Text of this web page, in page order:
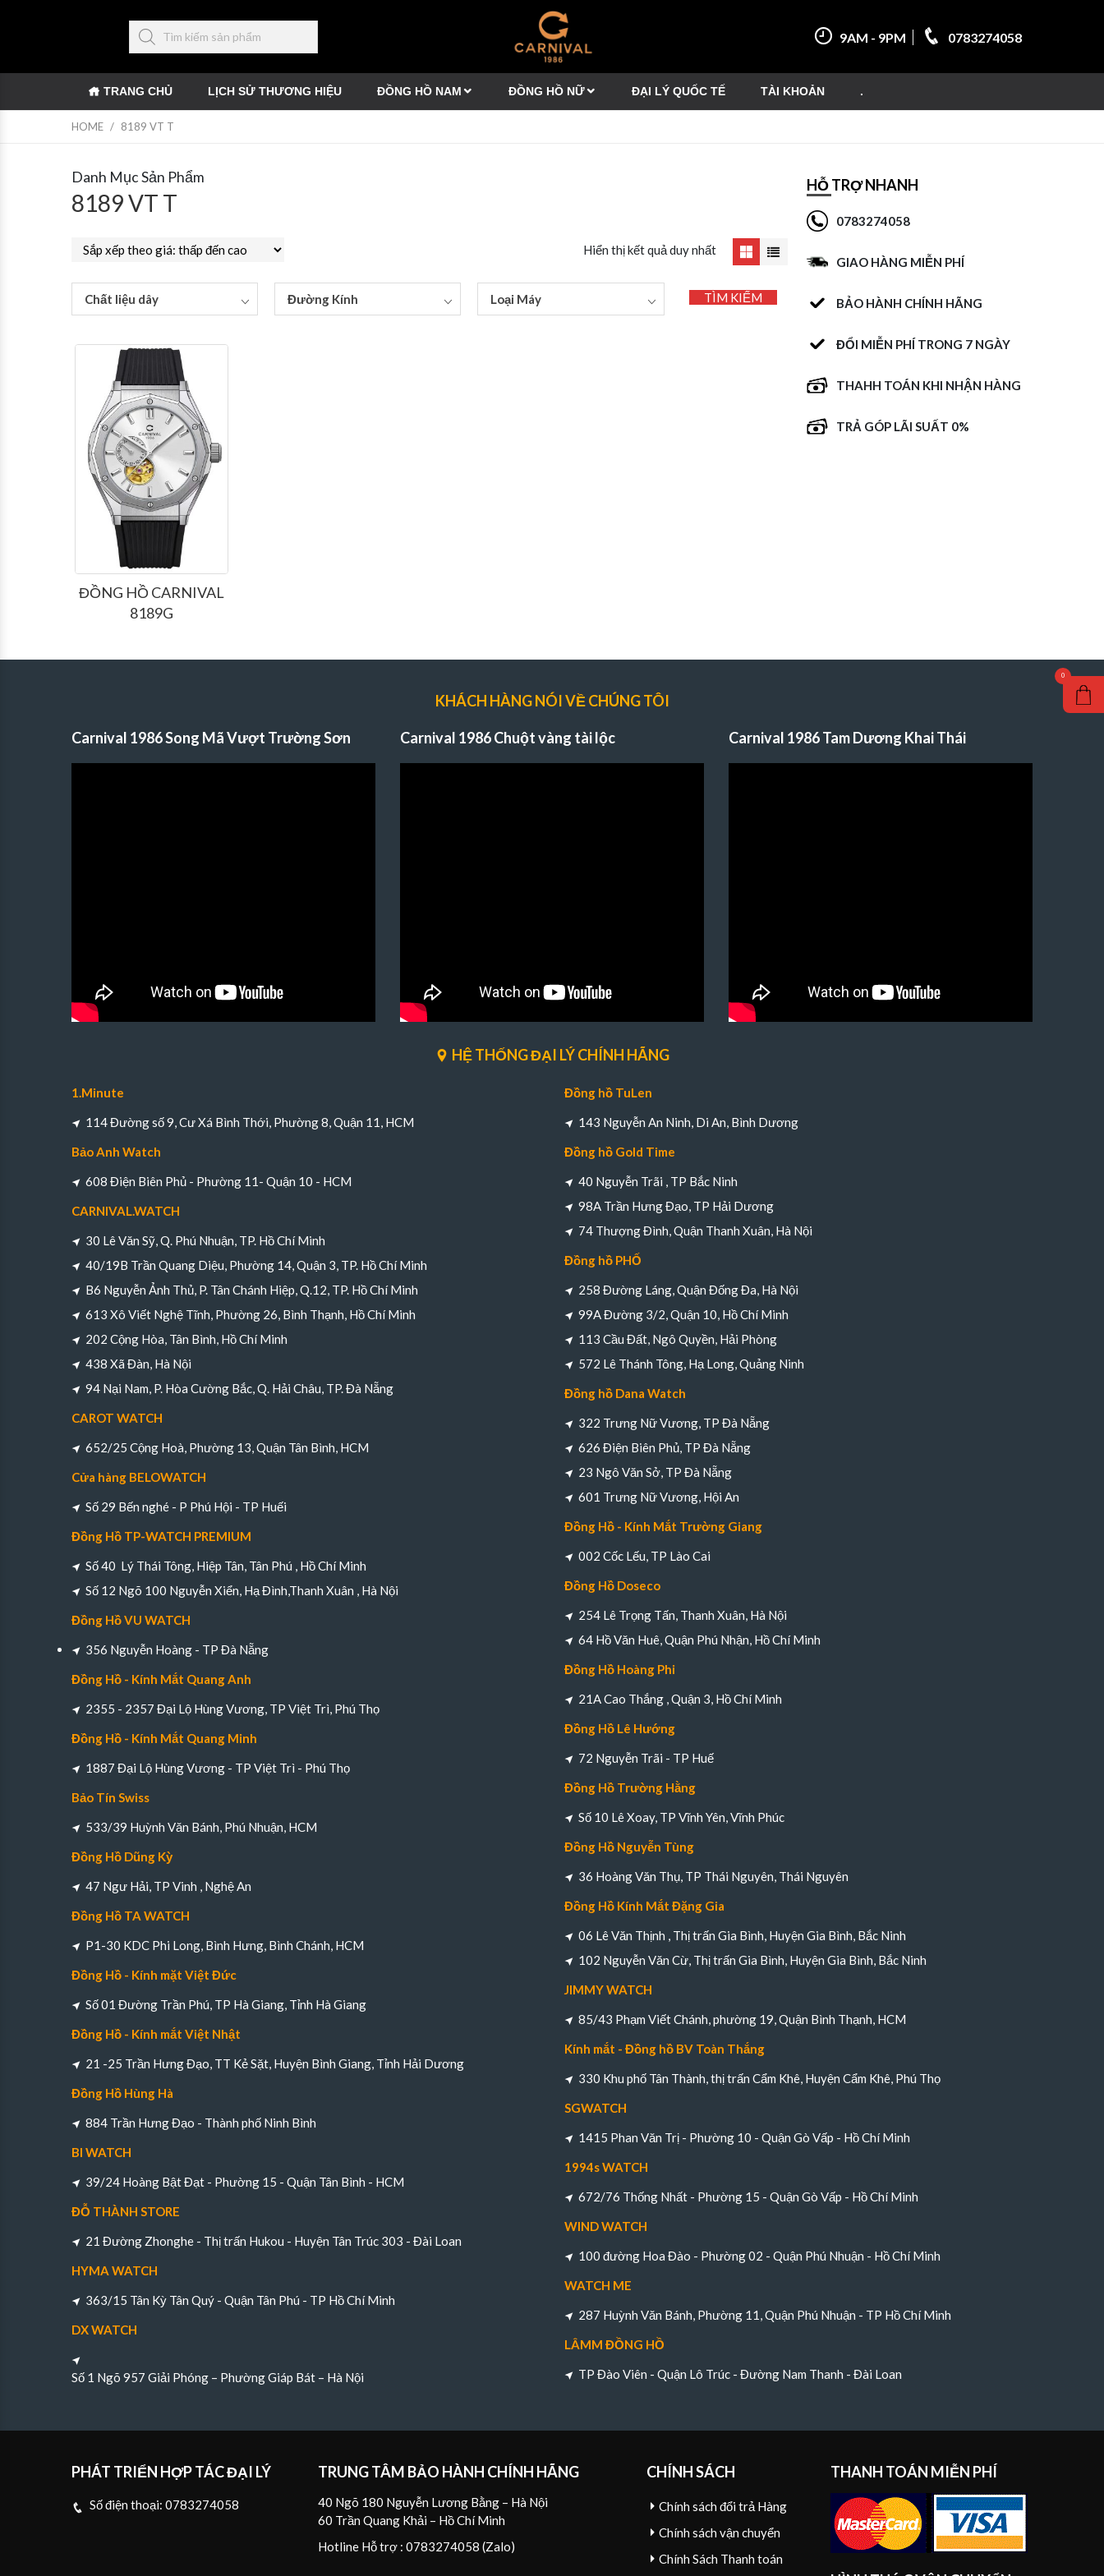
9AM - 9PM 0783274058
TRANG CHỦ LỊCH SỬ THƯƠNG HIỆU ĐỒNG HỒ NAM ĐỒNG HỒ NỮ ĐẠI LÝ QUỐC TẾ TÀI KHOẢN .
HOME / 8189 VT T
Danh Mục Sản Phẩm
8189 VT T
Hiển thị kết quả duy nhất
Chất liệu dây Đường Kính Loại Máy TÌM KIẾM
ĐỒNG HỒ CARNIVAL
8189G
HỖ TRỢ NHANH
0783274058
GIAO HÀNG MIỄN PHÍ
BẢO HÀNH CHÍNH HÃNG
ĐỔI MIỄN PHÍ TRONG 7 NGÀY
THAHH TOÁN KHI NHẬN HÀNG
TRẢ GÓP LÃI SUẤT 0%
KHÁCH HÀNG NÓI VỀ CHÚNG TÔI
Carnival 1986 Song Mã Vượt Trường Sơn Carnival 1986 Chuột vàng tài lộc Carnival 1986 Tam Dương Khai Thái
HỆ THỐNG ĐẠI LÝ CHÍNH HÃNG
1.Minute
114 Đường số 9, Cư Xá Bình Thới, Phường 8, Quận 11, HCM
Bảo Anh Watch
608 Điện Biên Phủ - Phường 11- Quận 10 - HCM
CARNIVAL.WATCH
30 Lê Văn Sỹ, Q. Phú Nhuận, TP. Hồ Chí Minh
40/19B Trần Quang Diệu, Phường 14, Quận 3, TP. Hồ Chí Minh
B6 Nguyễn Ảnh Thủ, P. Tân Chánh Hiệp, Q.12, TP. Hồ Chí Minh
613 Xô Viết Nghệ Tĩnh, Phường 26, Bình Thạnh, Hồ Chí Minh
202 Cộng Hòa, Tân Bình, Hồ Chí Minh
438 Xã Đàn, Hà Nội
94 Nại Nam, P. Hòa Cường Bắc, Q. Hải Châu, TP. Đà Nẵng
CAROT WATCH
652/25 Cộng Hoà, Phường 13, Quận Tân Bình, HCM
Cửa hàng BELOWATCH
Số 29 Bến nghé - P Phú Hội - TP Huếi
Đồng Hồ TP-WATCH PREMIUM
Số 40 Lý Thái Tông, Hiệp Tân, Tân Phú , Hồ Chí Minh
Số 12 Ngõ 100 Nguyễn Xiển, Hạ Đình,Thanh Xuân , Hà Nội
Đồng Hồ VU WATCH
356 Nguyễn Hoàng - TP Đà Nẵng
Đồng Hồ - Kính Mắt Quang Anh
2355 - 2357 Đại Lộ Hùng Vương, TP Việt Trì, Phú Thọ
Đồng Hồ - Kính Mắt Quang Minh
1887 Đại Lộ Hùng Vương - TP Việt Trì - Phú Thọ
Bảo Tín Swiss
533/39 Huỳnh Văn Bánh, Phú Nhuận, HCM
Đồng Hồ Dũng Kỳ
47 Ngư Hải, TP Vinh , Nghệ An
Đồng Hồ TA WATCH
P1-30 KDC Phi Long, Bình Hưng, Bình Chánh, HCM
Đồng Hồ - Kính mặt Việt Đức
Số 01 Đường Trần Phú, TP Hà Giang, Tỉnh Hà Giang
Đồng Hồ - Kính mắt Việt Nhật
21 -25 Trần Hưng Đạo, TT Kẻ Sặt, Huyện Bình Giang, Tỉnh Hải Dương
Đồng Hồ Hùng Hà
884 Trần Hưng Đạo - Thành phố Ninh Bình
BI WATCH
39/24 Hoàng Bật Đạt - Phường 15 - Quận Tân Bình - HCM
ĐỖ THÀNH STORE
21 Đường Zhonghe - Thị trấn Hukou - Huyện Tân Trúc 303 - Đài Loan
HYMA WATCH
363/15 Tân Kỳ Tân Quý - Quận Tân Phú - TP Hồ Chí Minh
DX WATCH
Số 1 Ngõ 957 Giải Phóng – Phường Giáp Bát – Hà Nội
Đồng hồ TuLen
143 Nguyễn An Ninh, Di An, Bình Dương
Đồng hồ Gold Time
40 Nguyễn Trãi , TP Bắc Ninh
98A Trần Hưng Đạo, TP Hải Dương
74 Thượng Đình, Quận Thanh Xuân, Hà Nội
Đồng hồ PHỐ
258 Đường Láng, Quận Đống Đa, Hà Nội
99A Đường 3/2, Quận 10, Hồ Chí Minh
113 Cầu Đất, Ngô Quyền, Hải Phòng
572 Lê Thánh Tông, Hạ Long, Quảng Ninh
Đồng hồ Dana Watch
322 Trưng Nữ Vương, TP Đà Nẵng
626 Điện Biên Phủ, TP Đà Nẵng
23 Ngô Văn Sở, TP Đà Nẵng
601 Trưng Nữ Vương, Hội An
Đồng Hồ - Kính Mắt Trường Giang
002 Cốc Lếu, TP Lào Cai
Đồng Hồ Doseco
254 Lê Trọng Tấn, Thanh Xuân, Hà Nội
64 Hồ Văn Huê, Quận Phú Nhận, Hồ Chí Minh
Đồng Hồ Hoàng Phi
21A Cao Thắng , Quận 3, Hồ Chí Minh
Đồng Hồ Lê Hướng
72 Nguyễn Trãi - TP Huế
Đồng Hồ Trường Hằng
Số 10 Lê Xoay, TP Vĩnh Yên, Vĩnh Phúc
Đồng Hồ Nguyễn Tùng
36 Hoàng Văn Thụ, TP Thái Nguyên, Thái Nguyên
Đồng Hồ Kính Mắt Đặng Gia
06 Lê Văn Thịnh , Thị trấn Gia Bình, Huyện Gia Bình, Bắc Ninh
102 Nguyễn Văn Cừ, Thị trấn Gia Bình, Huyện Gia Bình, Bắc Ninh
JIMMY WATCH
85/43 Phạm Viết Chánh, phường 19, Quận Bình Thạnh, HCM
Kính mắt - Đồng hồ BV Toàn Thắng
330 Khu phố Tân Thành, thị trấn Cẩm Khê, Huyện Cẩm Khê, Phú Thọ
SGWATCH
1415 Phan Văn Trị - Phường 10 - Quận Gò Vấp - Hồ Chí Minh
1994s WATCH
672/76 Thống Nhất - Phường 15 - Quận Gò Vấp - Hồ Chí Minh
WIND WATCH
100 đường Hoa Đào - Phường 02 - Quận Phú Nhuận - Hồ Chí Minh
WATCH ME
287 Huỳnh Văn Bánh, Phường 11, Quận Phú Nhuận - TP Hồ Chí Minh
LÂMM ĐỒNG HỒ
TP Đào Viên - Quận Lô Trúc - Đường Nam Thanh - Đài Loan
PHÁT TRIỂN HỢP TÁC ĐẠI LÝ
Số điện thoại: 0783274058
TRUNG TÂM BẢO HÀNH CHÍNH HÃNG
40 Ngõ 180 Nguyễn Lương Bằng – Hà Nội
60 Trần Quang Khải – Hồ Chí Minh
Hotline Hỗ trợ : 0783274058 (Zalo)
CHÍNH SÁCH
Chính sách đổi trả Hàng
Chính sách vận chuyển
Chính Sách Thanh toán
THANH TOÁN MIỄN PHÍ